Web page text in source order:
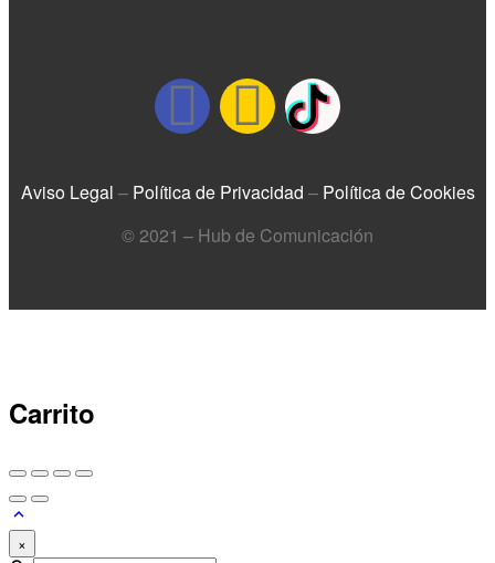
Aviso Legal – Política de Privacidad – Política de Cookies
© 2021 – Hub de Comunicación
Carrito
×